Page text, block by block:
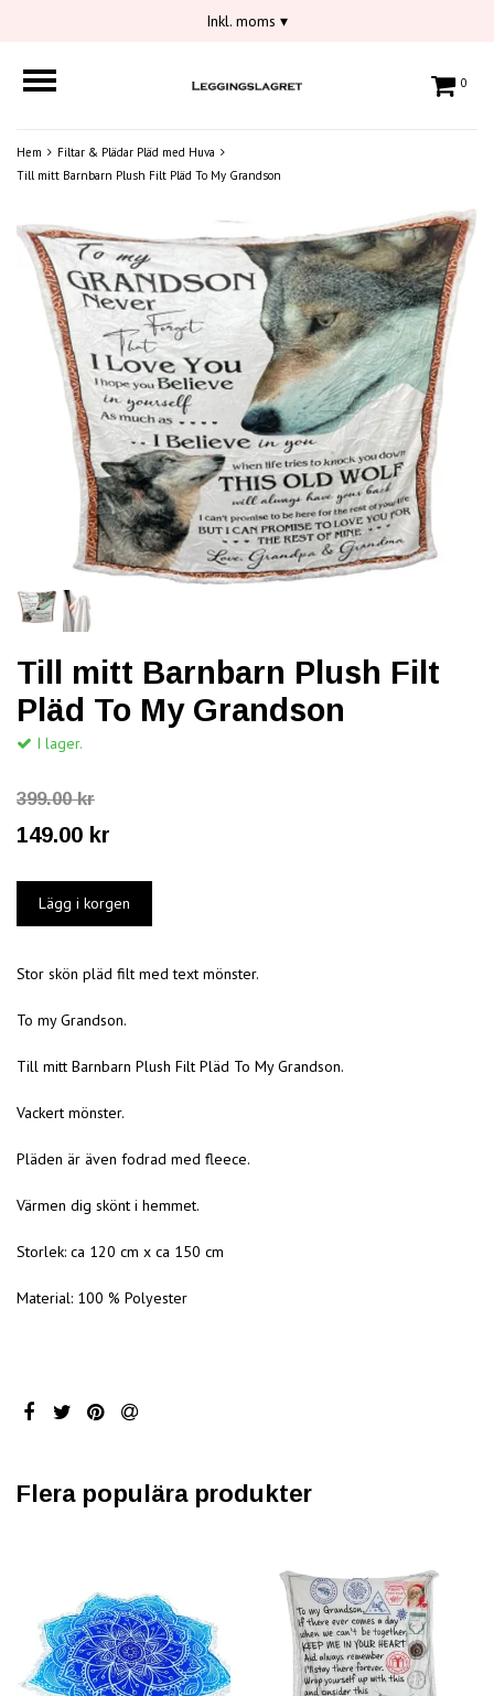
Inkl. moms ▾
0
Hem
Filtar & Plädar Pläd med Huva
Till mitt Barnbarn Plush Filt Pläd To My Grandson
Till mitt Barnbarn Plush Filt
Pläd To My Grandson
I lager.
399.00 kr
149.00 kr
Stor skön pläd filt med text mönster.
To my Grandson.
Till mitt Barnbarn Plush Filt Pläd To My Grandson.
Vackert mönster.
Pläden är även fodrad med fleece.
Värmen dig skönt i hemmet.
Storlek: ca 120 cm x ca 150 cm
Material: 100 % Polyester
Flera populära produkter